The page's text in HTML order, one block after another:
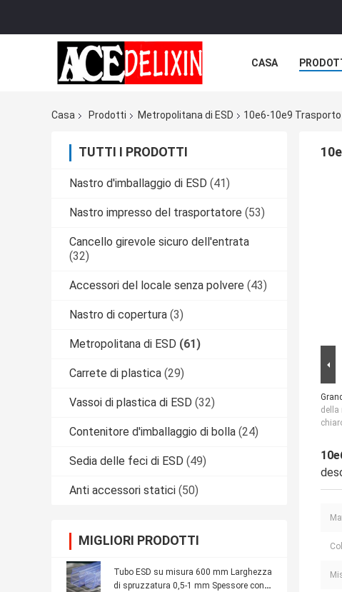
CASA
Casa Prodotti Metropolitana di ESD 10e6-10e9
TUTTI I PRODOTTI
Nastro d'imballaggio di ESD (41)
Nastro impresso del trasportatore (53)
Cancello girevole sicuro dell'entrata
(32)
Accessori del locale senza polvere (43)
Nastro di copertura (3)
Metropolitana di ESD (61)
Carrete di plastica (29)
Vassoi di plastica di ESD (32)
Contenitore d'imballaggio di bolla (24)
Sedia delle feci di ESD (49)
Anti accessori statici (50)
MIGLIORI PRODOTTI
Tubo ESD su misura 600 mm Larghezza
di spruzzatura 0,5-1 mm Spessore con
della